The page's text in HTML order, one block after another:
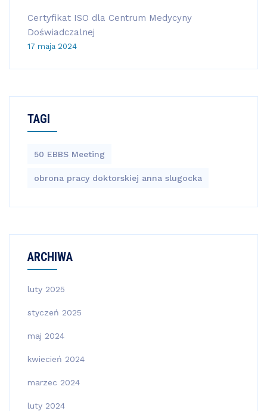
Certyfikat ISO dla Centrum Medycyny
Doświadczalnej
17 maja 2024
TAGI
50 EBBS Meeting
obrona pracy doktorskiej anna slugocka
ARCHIWA
luty 2025
styczeń 2025
maj 2024
kwiecień 2024
marzec 2024
luty 2024